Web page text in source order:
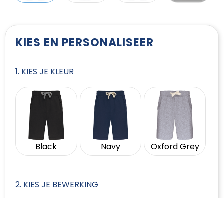
KIES EN PERSONALISEER
1. KIES JE KLEUR
Black Navy Oxford Grey
2. KIES JE BEWERKING